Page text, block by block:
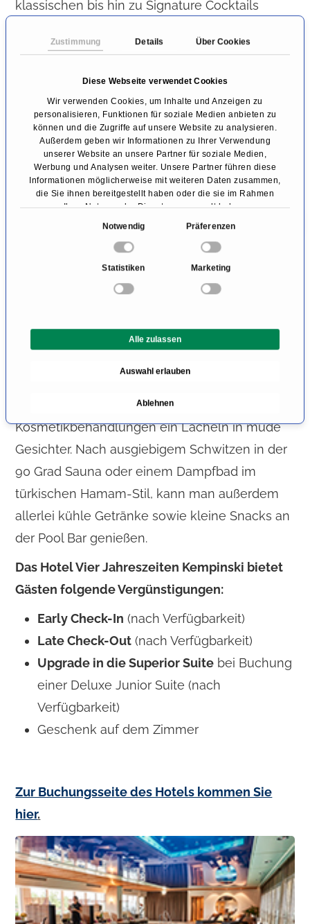
Zustimmung Details Über Cookies
Diese Webseite verwendet Cookies
Wir verwenden Cookies, um Inhalte und Anzeigen zu
personalisieren, Funktionen für soziale Medien anbieten zu
können und die Zugriffe auf unsere Website zu analysieren.
Außerdem geben wir Informationen zu Ihrer Verwendung
unserer Website an unsere Partner für soziale Medien,
Werbung und Analysen weiter. Unsere Partner führen diese
Informationen möglicherweise mit weiteren Daten zusammen,
die Sie ihnen bereitgestellt haben oder die sie im Rahmen
Ihrer Nutzung der Dienste gesammelt haben.
s
u
s
w
h
l
Notwendig Präferenzen
Statistiken Marketing
Alle zulassen
Auswahl erlauben
Ablehnen
klassischen bis hin zu Signature Cocktails
Ein Refugium der besonderen Art ist Kempinski
The Spa in der 6. Etage. Mit einzigartigem Blick
über die Dächer Münchens findet man hier
Wunsch verwöhnt das professionelle und
zaubert mit innovativen
Kosmetikbehandlungen ein Lächeln in müde
Gesichter. Nach ausgiebigem Schwitzen in der
90 Grad Sauna oder einem Dampfbad im
türkischen Hamam-Stil, kann man außerdem
allerlei kühle Getränke sowie kleine Snacks an
der Pool Bar genießen.
Das Hotel Vier Jahreszeiten Kempinski bietet
Gästen folgende Vergünstigungen:
Early Check-In (nach Verfügbarkeit)
Late Check-Out (nach Verfügbarkeit)
Upgrade in die Superior Suite bei Buchung
einer Deluxe Junior Suite (nach
Verfügbarkeit)
​Geschenk auf dem Zimmer
Zur Buchungsseite des Hotels kommen Sie
hier.